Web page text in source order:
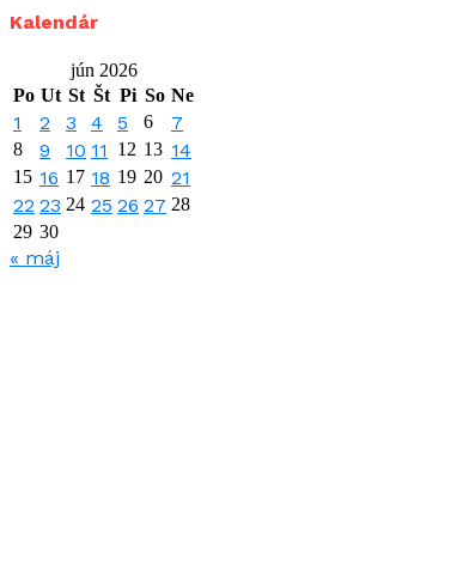
Kalendár
jún 2026
Po Ut St Št Pi So Ne
1 2 3 4 5 6 7
8 9 10 11 12 13 14
15 16 17 18 19 20 21
22 23 24 25 26 27 28
29 30
« máj